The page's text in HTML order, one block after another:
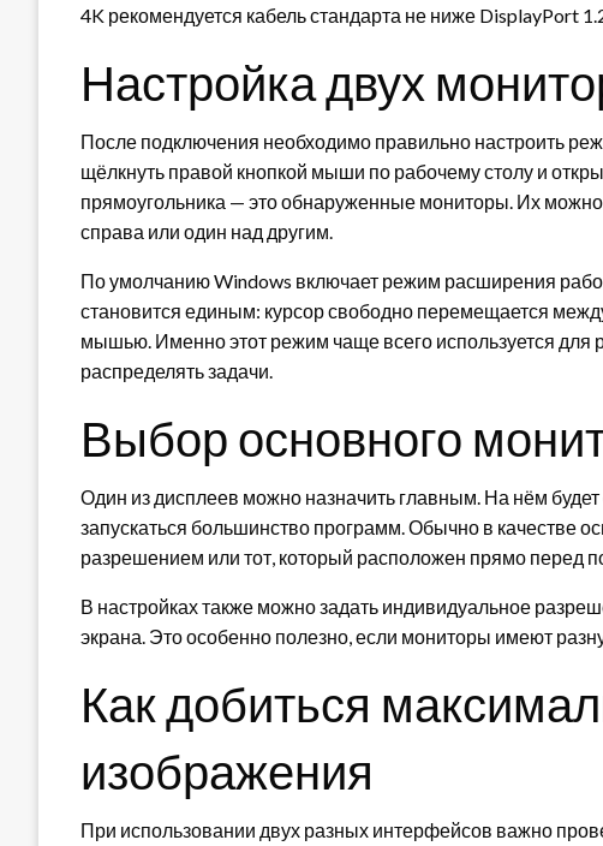
4K рекомендуется кабель стандарта не ниже DisplayPort
Настройка двух
После подключения необходимо правильно настроить
щёлкнуть правой кнопкой мыши по рабочему столу и
прямоугольника — это обнаруженные мониторы. Их можно
справа или один над другим.
По умолчанию Windows включает режим расширения
становится единым: курсор свободно перемещается
мышью. Именно этот режим чаще всего используется для
распределять задачи.
Выбор основного
Один из дисплеев можно назначить главным. На нём
запускаться большинство программ. Обычно в качестве
разрешением или тот, который расположен прямо перед
В настройках также можно задать индивидуальное
экрана. Это особенно полезно, если мониторы имеют
Как добиться
изображения
При использовании двух разных интерфейсов важно